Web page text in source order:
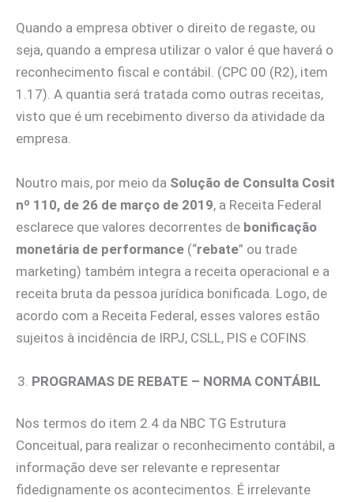
Quando a empresa obtiver o direito de regaste, ou
seja, quando a empresa utilizar o valor é que haverá o
reconhecimento fiscal e contábil. (CPC 00 (R2), item
1.17). A quantia será tratada como outras receitas,
visto que é um recebimento diverso da atividade da
empresa.
Noutro mais, por meio da Solução de Consulta Cosit
nº 110, de 26 de março de 2019, a Receita Federal
esclarece que valores decorrentes de bonificação
monetária de performance (“rebate” ou trade
marketing) também integra a receita operacional e a
receita bruta da pessoa jurídica bonificada. Logo, de
acordo com a Receita Federal, esses valores estão
sujeitos à incidência de IRPJ, CSLL, PIS e COFINS.
PROGRAMAS DE REBATE – NORMA CONTÁBIL
Nos termos do item 2.4 da NBC TG Estrutura
Conceitual, para realizar o reconhecimento contábil, a
informação deve ser relevante e representar
fidedignamente os acontecimentos. É irrelevante